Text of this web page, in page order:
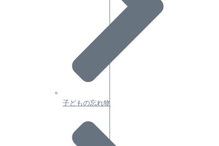
子どもの忘れ物